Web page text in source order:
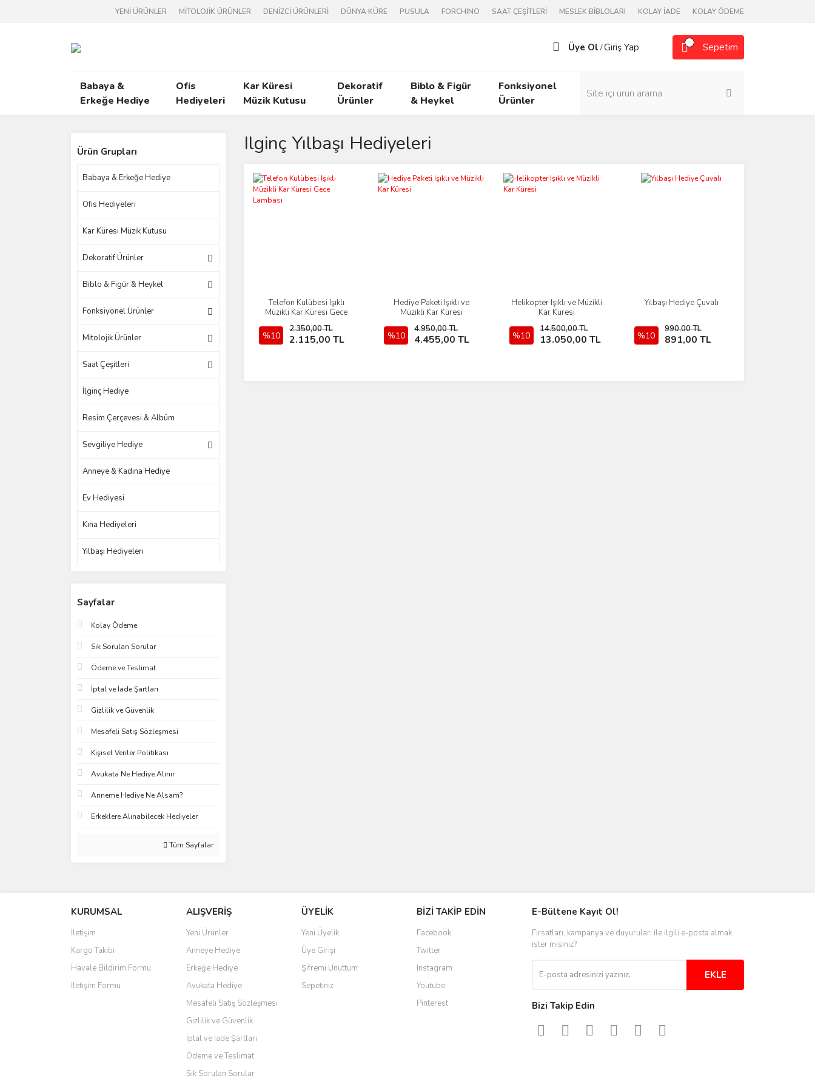
YENİ ÜRÜNLER MİTOLOJİK ÜRÜNLER DENİZCİ ÜRÜNLERİ DÜNYA KÜRE PUSULA FORCHINO SAAT ÇEŞİTLERİ MESLEK BİBLOLARI KOLAY İADE KOLAY ÖDEME
Üye Ol /Giriş Yap Sepetim
Babaya &
Erkeğe Hediye
Ofis
Hediyeleri
Kar Küresi
Müzik Kutusu
Dekoratif
Ürünler
Biblo & Figür
& Heykel
Fonksiyonel
Ürünler
Ürün Grupları
Babaya & Erkeğe Hediye
Ofis Hediyeleri
Kar Küresi Müzik Kutusu
Dekoratif Ürünler
Biblo & Figür & Heykel
Fonksiyonel Ürünler
Mitolojik Ürünler
Saat Çeşitleri
İlginç Hediye
Resim Çerçevesi & Albüm
Sevgiliye Hediye
Anneye & Kadına Hediye
Ev Hediyesi
Kına Hediyeleri
Yılbaşı Hediyeleri
Sayfalar
Kolay Ödeme
Sık Sorulan Sorular
Ödeme ve Teslimat
İptal ve İade Şartları
Gizlilik ve Güvenlik
Mesafeli Satış Sözleşmesi
Kişisel Veriler Politikası
Avukata Ne Hediye Alınır
Anneme Hediye Ne Alsam?
Erkeklere Alınabilecek Hediyeler
Tüm Sayfalar
Ilginç Yılbaşı Hediyeleri
Telefon Kulübesi Işıklı
Müzikli Kar Küresi Gece
%10
2.350,00 TL
2.115,00 TL
İncele
Sepete Ekle
Hediye Paketi Işıklı ve
Müzikli Kar Küresi
%10
4.950,00 TL
4.455,00 TL
İncele
Sepete Ekle
Helikopter Işıklı ve Müzikli
Kar Küresi
%10
14.500,00 TL
13.050,00 TL
İncele
Sepete Ekle
Yılbaşı Hediye Çuvalı
%10
990,00 TL
891,00 TL
İncele
Sepete Ekle
KURUMSAL
İletişim
Kargo Takibi
Havale Bildirim Formu
İletişim Formu
ALIŞVERİŞ
Yeni Ürünler
Anneye Hediye
Erkeğe Hediye
Avukata Hediye
Mesafeli Satış Sözleşmesi
Gizlilik ve Güvenlik
İptal ve İade Şartları
Ödeme ve Teslimat
Sık Sorulan Sorular
ÜYELİK
Yeni Üyelik
Üye Girişi
Şifremi Unuttum
Sepetiniz
BİZİ TAKİP EDİN
Facebook
Twitter
Instagram
Youtube
Pinterest
E-Bültene Kayıt Ol!
Fırsatları, kampanya ve duyuruları ile ilgili e-posta almak
ister misiniz?
EKLE
Bizi Takip Edin